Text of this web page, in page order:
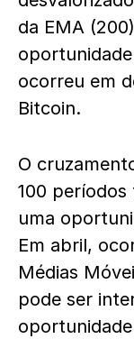
da EMA
ocorreu em
Bitcoin.
O
100
uma
Em abril,
Médias
pode ser